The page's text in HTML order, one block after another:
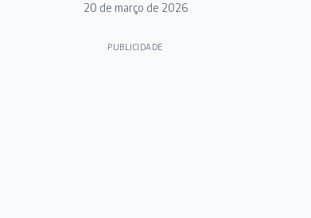
20 de março de 2026
PUBLICIDADE